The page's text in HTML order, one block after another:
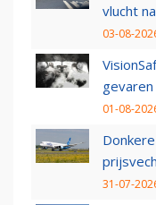
vlucht
03-08-
01-08-
31-07-